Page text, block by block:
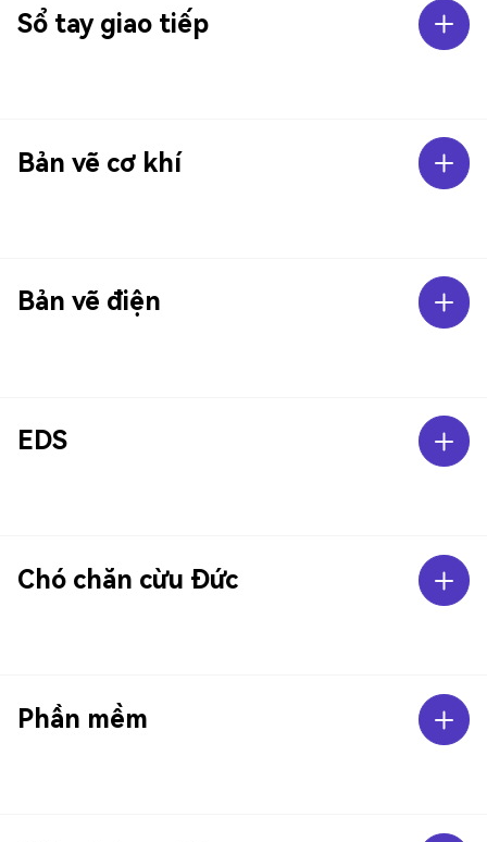
Sổ tay giao tiếp
Bản vẽ cơ khí
Bản vẽ điện
EDS
Chó chăn cừu Đức
Phần mềm